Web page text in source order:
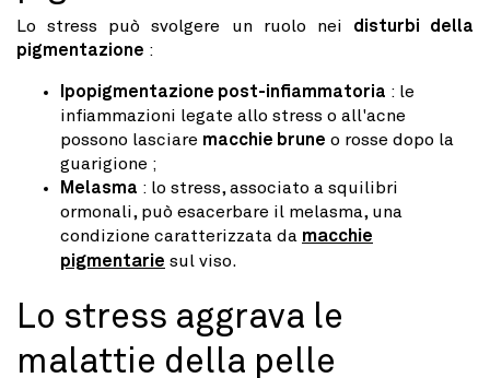
Lo stress può svolgere un ruolo nei disturbi della
pigmentazione :
Ipopigmentazione post-infiammatoria : le
infiammazioni legate allo stress o all'acne
possono lasciare macchie brune o rosse dopo la
guarigione ;
Melasma : lo stress, associato a squilibri
ormonali, può esacerbare il melasma, una
condizione caratterizzata da macchie
pigmentarie sul viso.
Lo stress aggrava le
malattie della pelle